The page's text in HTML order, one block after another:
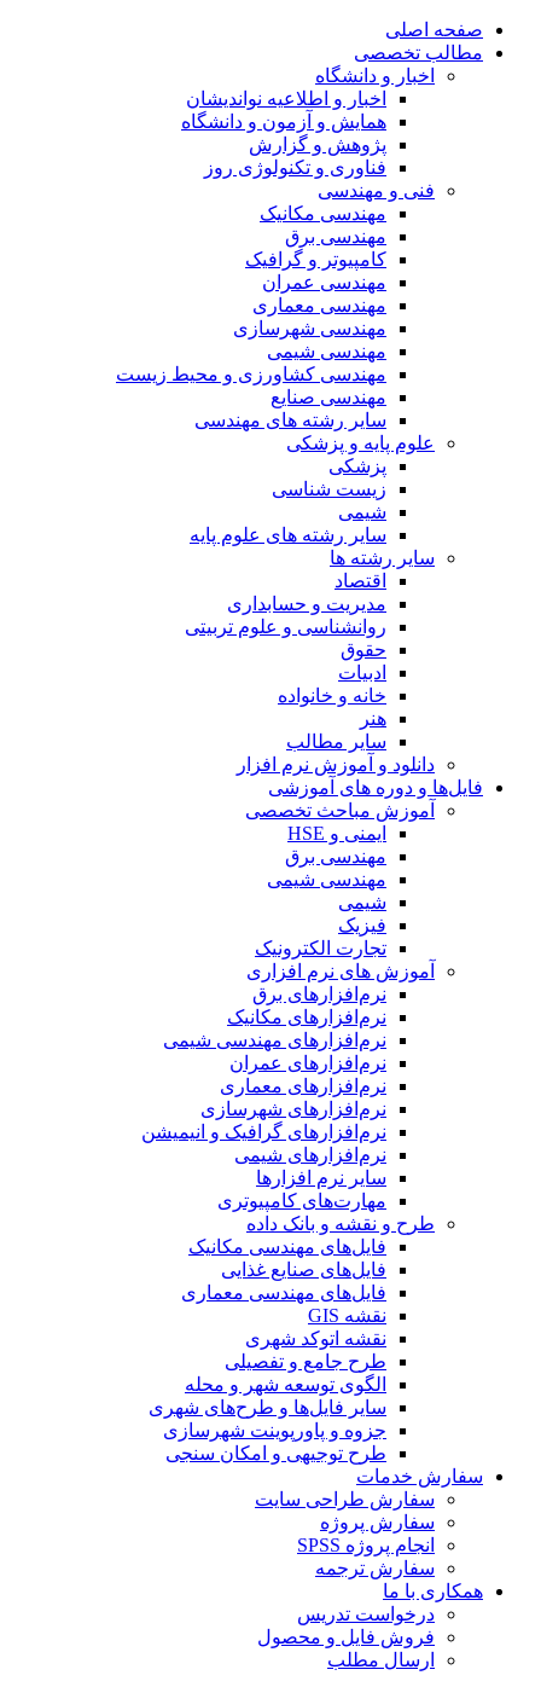
صفحه اصلی
مطالب تخصصی
اخبار و دانشگاه
اخبار و اطلاعیه نواندیشان
همایش و آزمون و دانشگاه
پژوهش و گزارش
فناوری و تکنولوژی روز
فنی و مهندسی
مهندسی مکانیک
مهندسی برق
کامپیوتر و گرافیک
مهندسی عمران
مهندسی معماری
مهندسی شهرسازی
مهندسی شیمی
مهندسی کشاورزی و محیط زیست
مهندسی صنایع
سایر رشته های مهندسی
علوم پایه و پزشکی
پزشکی
زیست شناسی
شیمی
سایر رشته های علوم پایه
سایر رشته ها
اقتصاد
مدیریت و حسابداری
روانشناسی و علوم تربیتی
حقوق
ادبیات
خانه و خانواده
هنر
سایر مطالب
دانلود و آموزش نرم افزار
فایل‌ها و دوره های آموزشی
آموزش مباحث تخصصی
ایمنی و HSE
مهندسی برق
مهندسی شیمی
شیمی
فیزیک
تجارت الکترونیک
آموزش های نرم افزاری
نرم‌افزارهای برق
نرم‌افزارهای مکانیک
نرم‌افزارهای مهندسی شیمی
نرم‌افزارهای عمران
نرم‌افزارهای معماری
نرم‌افزارهای شهرسازی
نرم‌افزارهای گرافیک و انیمیشن
نرم‌افزارهای شیمی
سایر نرم افزارها
مهارت‌های کامپیوتری
طرح و نقشه و بانک داده
فایل‌های مهندسی مکانیک
فایل‌های صنایع غذایی
فایل‌های مهندسی معماری
نقشه GIS
نقشه اتوکد شهری
طرح جامع و تفصیلی
الگوی توسعه شهر و محله
سایر فایل‌ها و طرح‌های شهری
جزوه و پاورپوینت شهرسازی
طرح توجیهی و امکان سنجی
سفارش خدمات
سفارش طراحی سایت
سفارش پروژه
انجام پروژه SPSS
سفارش ترجمه
همکاری با ما
درخواست تدریس
فروش فایل و محصول
ارسال مطلب